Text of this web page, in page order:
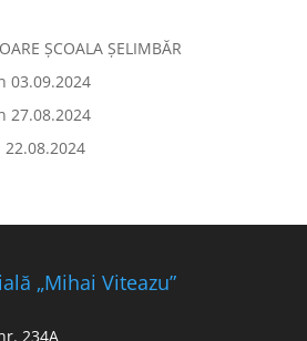
ȘCOALA ȘELIMBĂR
03.09.2024
27.08.2024
„Mihai Viteazu”
234A